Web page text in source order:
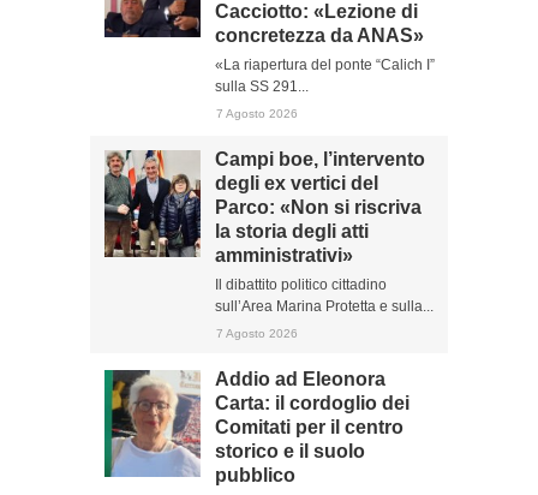
Cacciotto: «Lezione di
concretezza da ANAS»
«La riapertura del ponte “Calich I”
sulla SS 291...
7 Agosto 2026
Campi boe, l’intervento
degli ex vertici del
Parco: «Non si riscriva
la storia degli atti
amministrativi»
Il dibattito politico cittadino
sull’Area Marina Protetta e sulla...
7 Agosto 2026
Addio ad Eleonora
Carta: il cordoglio dei
Comitati per il centro
storico e il suolo
pubblico